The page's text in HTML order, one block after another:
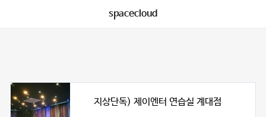
spacecloud
지상단독) 제이엔터 연습실 계대점